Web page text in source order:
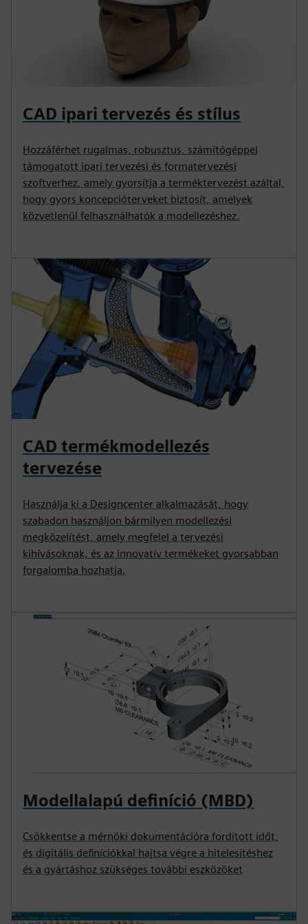
CAD ipari tervezés és stílus
Hozzáférhet rugalmas, robusztus, számítógéppel
támogatott ipari tervezési és formatervezési
szoftverhez, amely gyorsítja a terméktervezést azáltal,
hogy gyors koncepcióterveket biztosít, amelyek
közvetlenül felhasználhatók a modellezéshez.
CAD termékmodellezés
tervezése
Használja ki a Designcenter alkalmazását, hogy
szabadon használjon bármilyen modellezési
megközelítést, amely megfelel a tervezési
kihívásoknak, és az innovatív termékeket gyorsabban
forgalomba hozhatja.
Modellalapú definíció (MBD)
Csökkentse a mérnöki dokumentációra fordított időt,
és digitális definíciókkal hajtsa végre a hitelesítéshez
és a gyártáshoz szükséges további eszközöket